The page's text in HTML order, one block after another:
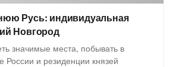
Русь: индивидуальная
Новгород
значимые места, побывать в
и резиденции князей